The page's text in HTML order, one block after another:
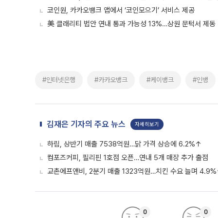
코인원, 카카오뱅크 앱에서 ‘코인모으기’ 서비스 제공
美 클래리티 법안 연내 통과 가능성 13%…상원 문턱서 제동
#인터넷은행 #카카오뱅크 #케이뱅크 #인뱅
김재은 기자의 주요 뉴스 자세히보기
하림, 상반기 매출 7538억원…닭 가격 상승에 6.2%↑
컴포즈커피, 필리핀 1호점 오픈…연내 5개 매장 추가 출점
교촌에프앤비, 2분기 매출 1323억원…치킨 수요 늘며
0 0